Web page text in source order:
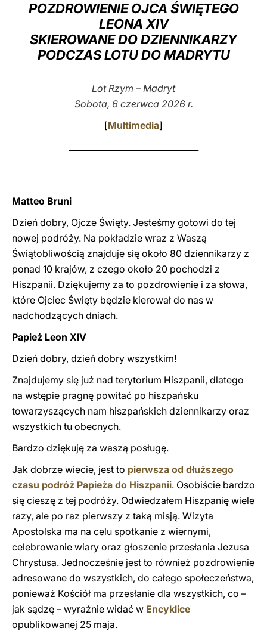
POZDROWIENIE OJCA ŚWIĘTEGO
LEONA XIV
SKIEROWANE DO DZIENNIKARZY
PODCZAS LOTU DO MADRYTU
Lot Rzym – Madryt
Sobota, 6 czerwca 2026 r.
[Multimedia]
Matteo Bruni
Dzień dobry, Ojcze Święty. Jesteśmy gotowi do tej
nowej podróży. Na pokładzie wraz z Waszą
Świątobliwością znajduje się około 80 dziennikarzy z
ponad 10 krajów, z czego około 20 pochodzi z
Hiszpanii. Dziękujemy za to pozdrowienie i za słowa,
które Ojciec Święty będzie kierował do nas w
nadchodzących dniach.
Papież Leon XIV
Dzień dobry, dzień dobry wszystkim!
Znajdujemy się już nad terytorium Hiszpanii, dlatego
na wstępie pragnę powitać po hiszpańsku
towarzyszących nam hiszpańskich dziennikarzy oraz
wszystkich tu obecnych.
Bardzo dziękuję za waszą posługę.
Jak dobrze wiecie, jest to pierwsza od dłuższego
czasu podróż Papieża do Hiszpanii. Osobiście bardzo
się cieszę z tej podróży. Odwiedzałem Hiszpanię wiele
razy, ale po raz pierwszy z taką misją. Wizyta
Apostolska ma na celu spotkanie z wiernymi,
celebrowanie wiary oraz głoszenie przesłania Jezusa
Chrystusa. Jednocześnie jest to również pozdrowienie
adresowane do wszystkich, do całego społeczeństwa,
ponieważ Kościół ma przesłanie dla wszystkich, co –
jak sądzę – wyraźnie widać w Encyklice
opublikowanej 25 maja.